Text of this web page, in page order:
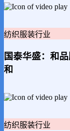
纺织服装行业
国泰华盛：和
和
纺织服装行业